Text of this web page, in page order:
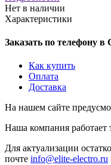
Нет в наличии
Характеристики
Заказать по телефону в
Как купить
Оплата
Доставка
На нашем сайте
Наша компания работает
Для актуализации
почте info@elite-electro.ru